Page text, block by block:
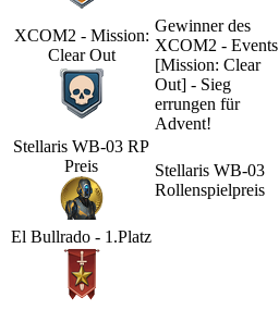
XCOM2 - Mission:
Clear Out
Gewinner des
XCOM2 - Events
[Mission: Clear
Out] - Sieg
errungen für
Advent!
Stellaris WB-03 RP
Preis
Stellaris WB-03
Rollenspielpreis
El Bullrado - 1.Platz